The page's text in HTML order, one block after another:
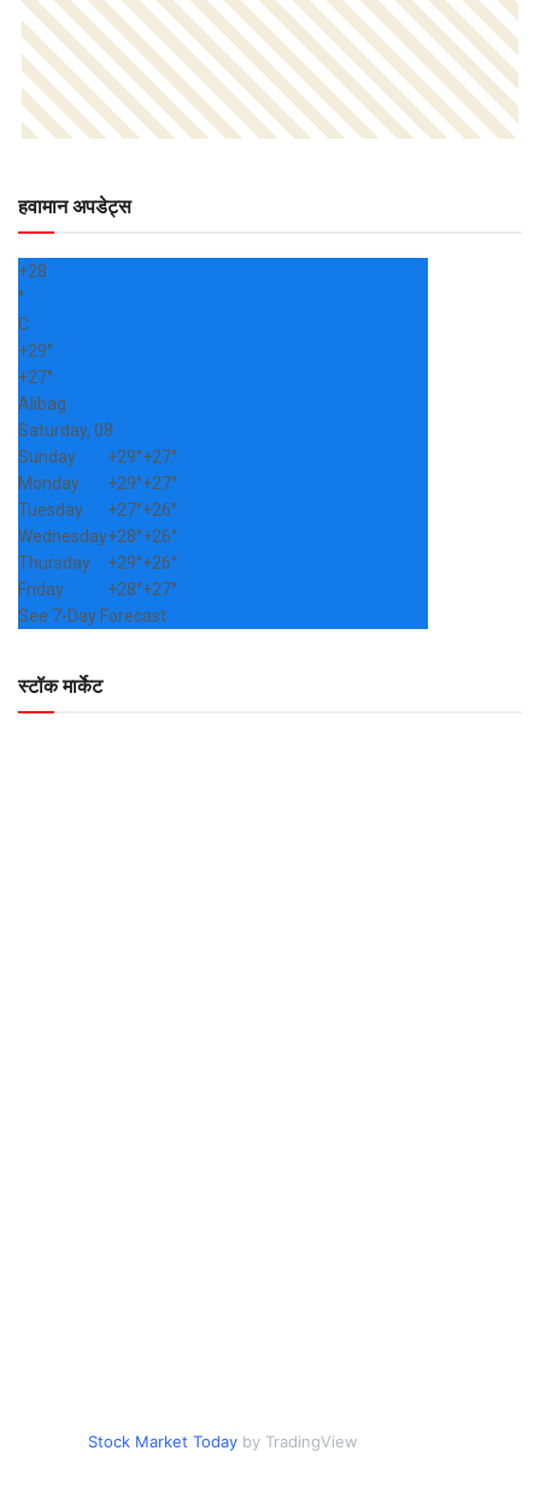
हवामान अपडेट्स
+28
°
C
+29°
+27°
Alibag
Saturday, 08
Sunday
+29°+27°
Monday
+29°+27°
Tuesday
+27°+26°
Wednesday+28°+26°
Thursday
+29°+26°
Friday
+28°+27°
See 7-Day Forecast
स्टॉक मार्केट
Stock Market Today by TradingView